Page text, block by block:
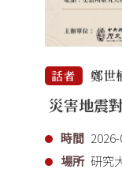
話者 鄭世
災害地震
時間
場所 研究